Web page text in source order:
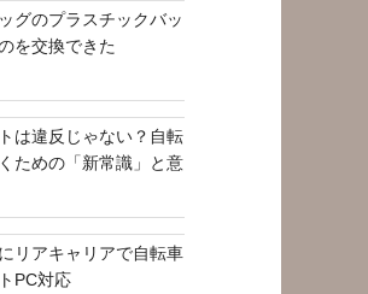
グのプラスチックバッ
を交換できた
は違反じゃない？自転
ための「新常識」と意
リアキャリアで自転車
PC対応